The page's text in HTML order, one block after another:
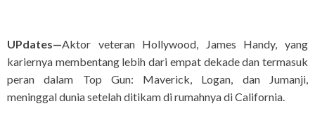
UPdates—Aktor veteran Hollywood, James Handy, yang
kariernya membentang lebih dari empat dekade dan termasuk
peran dalam Top Gun: Maverick, Logan, dan Jumanji,
meninggal dunia setelah ditikam di rumahnya di California.